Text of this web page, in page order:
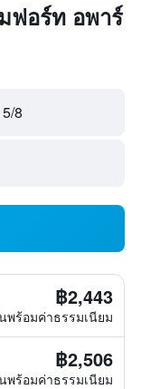
ฟอร์ท อพาร์
8
฿2,443
พร้อมค่าธรรมเนียม
฿2,506
พร้อมค่าธรรมเนียม